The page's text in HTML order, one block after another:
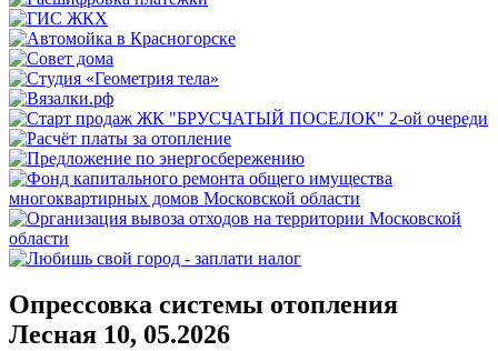
Опрессовка системы отопления
Лесная 10, 05.2026